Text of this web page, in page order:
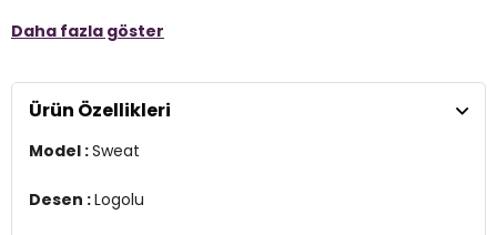
Yaka Tipi :Kapüşonlu Yaka
Kol Boyu :Uzun Kol
Cep :Cepli
Cep Tipi : Fermuarlı Cepler
Daha fazla göster
Ürün Özellikleri
Model :Sweat
Desen :Logolu